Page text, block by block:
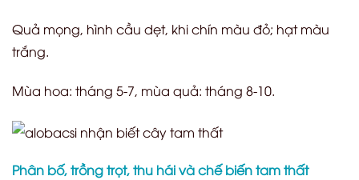
Quả mọng, hình cầu dẹt, khi chín màu đỏ; hạt màu
trắng.
Mùa hoa: tháng 5-7, mùa quả: tháng 8-10.
Phân bố, trồng trọt, thu hái và chế biến tam thất